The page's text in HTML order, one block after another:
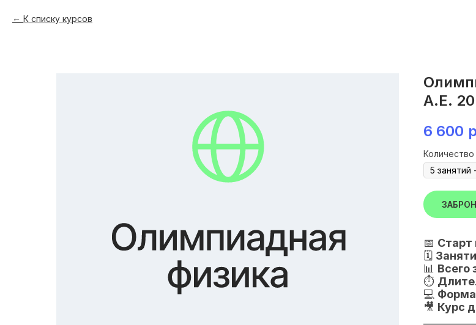
К списку курсов
А.Е.
6 600
Количество
📅 Старт
🗓
📊 Всего
⏱
💻
🎥 Курс